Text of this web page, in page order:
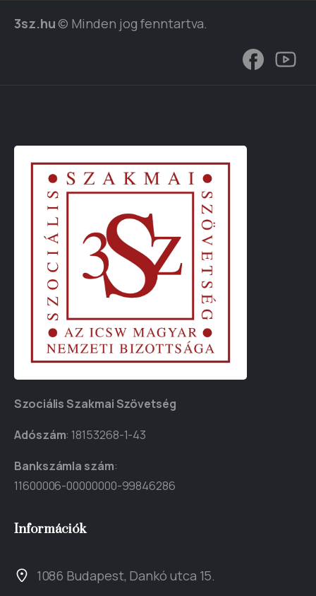
3sz.hu© Minden jog fenntartva.
Szociális Szakmai Szövetség
Adószám: 18153268-1-43
Bankszámla szám:
11600006-00000000-99846286
Információk
1086 Budapest, Dankó utca 15.